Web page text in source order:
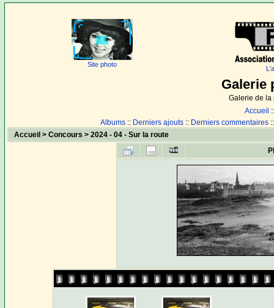
Site photo
Galerie
Galerie de la
Accueil
Albums :: Derniers ajouts :: Derniers commentaires
Accueil >Concours >2024 - 04 - Sur la route